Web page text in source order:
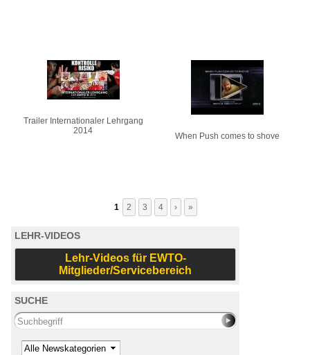
Trailer Internationaler Lehrgang
2014
When Push comes to shove
1 2 3 4 › »
LEHR-VIDEOS
Lehr-Videos für EWTO-
Mitglieder/Servicebereich
SUCHE
Search this site
Kategorie